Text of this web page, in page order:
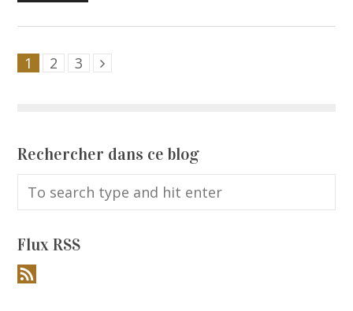
1 2 3
Rechercher dans ce blog
Flux RSS